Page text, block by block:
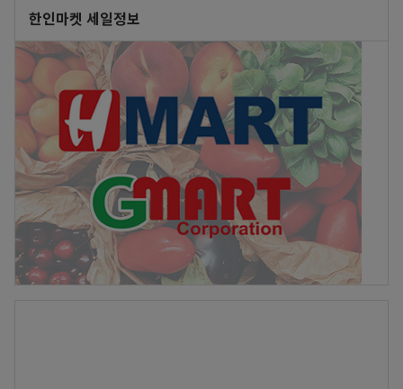
한인마켓 세일정보